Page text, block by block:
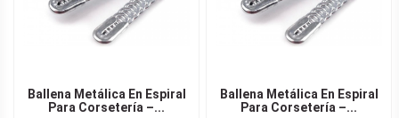
Ballena Metálica En Espiral
Para Corsetería –...
Ballena Metálica En Espiral
Para Corsetería –...